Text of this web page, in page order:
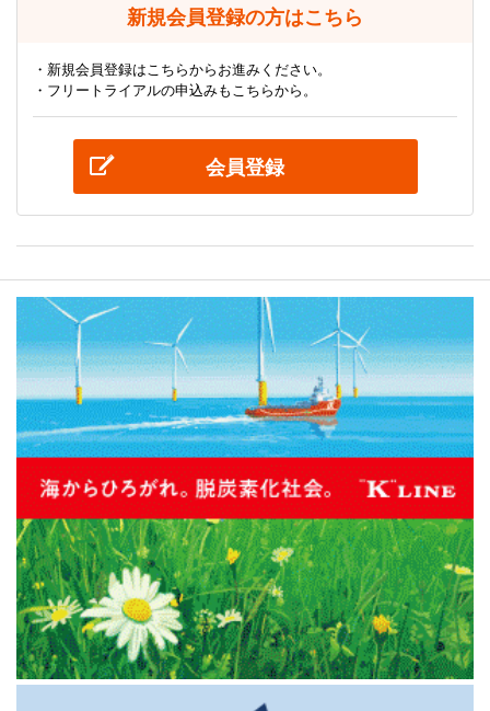
新規会員登録の方はこちら
・新規会員登録はこちらからお進みください。
・フリートライアルの申込みもこちらから。
会員登録